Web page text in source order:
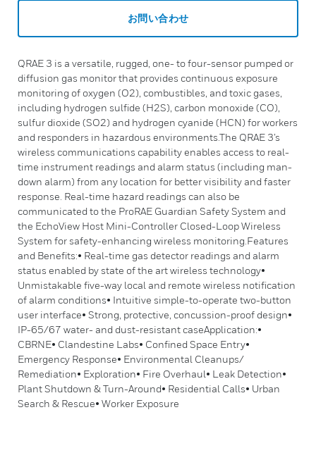
お問い合わせ
QRAE 3 is a versatile, rugged, one- to four-sensor pumped or
diffusion gas monitor that provides continuous exposure
monitoring of oxygen (O2), combustibles, and toxic gases,
including hydrogen sulfide (H2S), carbon monoxide (CO),
sulfur dioxide (SO2) and hydrogen cyanide (HCN) for workers
and responders in hazardous environments.The QRAE 3’s
wireless communications capability enables access to real-
time instrument readings and alarm status (including man-
down alarm) from any location for better visibility and faster
response. Real-time hazard readings can also be
communicated to the ProRAE Guardian Safety System and
the EchoView Host Mini-Controller Closed-Loop Wireless
System for safety-enhancing wireless monitoring.Features
and Benefits:• Real-time gas detector readings and alarm
status enabled by state of the art wireless technology•
Unmistakable five-way local and remote wireless notification
of alarm conditions• Intuitive simple-to-operate two-button
user interface• Strong, protective, concussion-proof design•
IP-65/67 water- and dust-resistant caseApplication:•
CBRNE• Clandestine Labs• Confined Space Entry•
Emergency Response• Environmental Cleanups/
Remediation• Exploration• Fire Overhaul• Leak Detection•
Plant Shutdown & Turn-Around• Residential Calls• Urban
Search & Rescue• Worker Exposure